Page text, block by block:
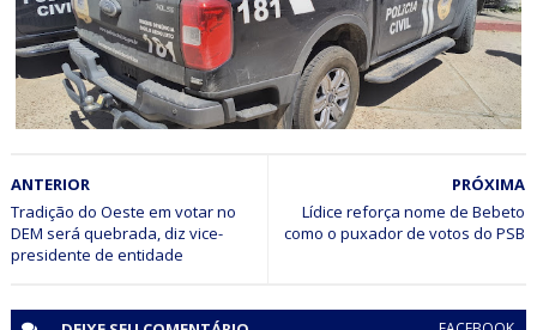
Polícia Civil cumpre mandado de prisão preventiva por
tráfico de drogas em Juazeiro (BA)
PRÓXIMA
Lídice reforça nome de Bebeto
ANTERIOR
Tradição do Oeste em votar no
DEM será quebrada, diz vice-